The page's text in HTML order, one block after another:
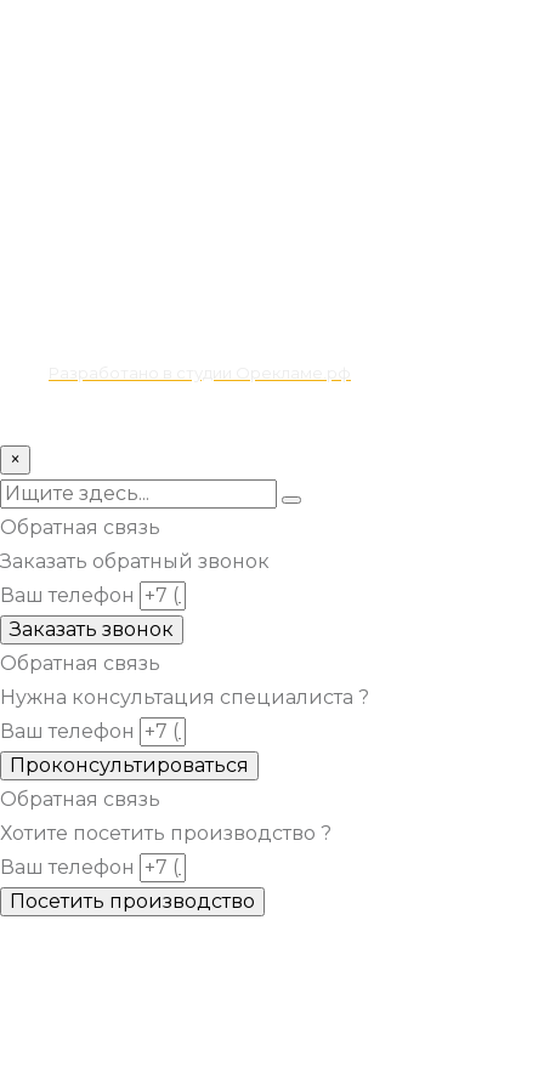
×
Обратная связь
Заказать обратный звонок
Ваш телефон
Заказать звонок
Обратная связь
Нужна консультация специалиста ?
Ваш телефон
Проконсультироваться
Обратная связь
Хотите посетить производство ?
Ваш телефон
Посетить производство